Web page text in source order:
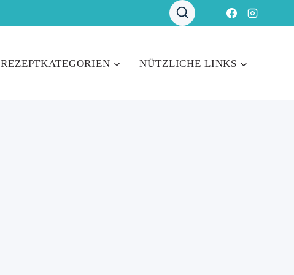
REZEPTKATEGORIEN NÜTZLICHE LINKS